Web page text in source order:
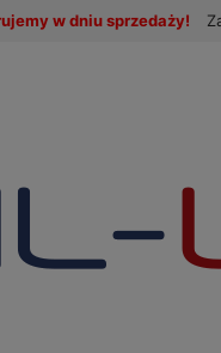
w dniu sprzedaży!